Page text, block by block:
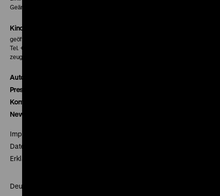
Geänderte Preise sind im Programm vermerkt.
Kinokasse
geöffnet 30 Minuten vor Beginn der ersten Vorstellung
Tel. + 49 30 20304-770
zeughauskino@dhm.de
Autor*innen
Presse
Kontakt
Newsletter
Impressum
Datenschutz
Erklärung digitale Barrierefreiheit
Deutsches Historisches Museum